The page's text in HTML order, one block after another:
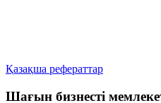
Қазақша рефераттар
Шағын бизнесті